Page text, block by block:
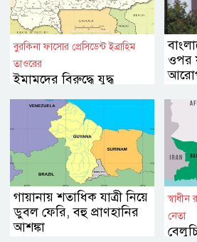
বুরকিনা ফাসোর প্রেসিডেন্ট ইব্রাহিম
তাওরের
ইমামদের বিরুদ্ধে যুদ্ধ
ওপর
গায়ানায় শতাধিক যাত্রী নিয়ে
ডুবল ফেরি, বহু প্রাণহানির
আশঙ্কা
স্বাধীন
নেতা